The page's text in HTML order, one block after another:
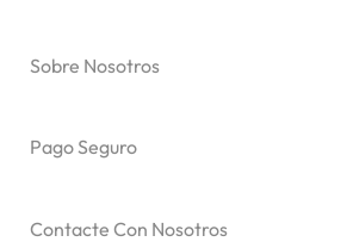
Sobre Nosotros
Pago Seguro
Contacte Con Nosotros